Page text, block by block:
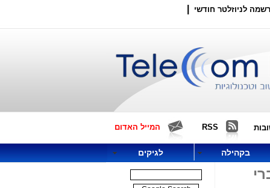
לניוזלטר חודשי
RSS המייל האדום
בקהילה לגיקים